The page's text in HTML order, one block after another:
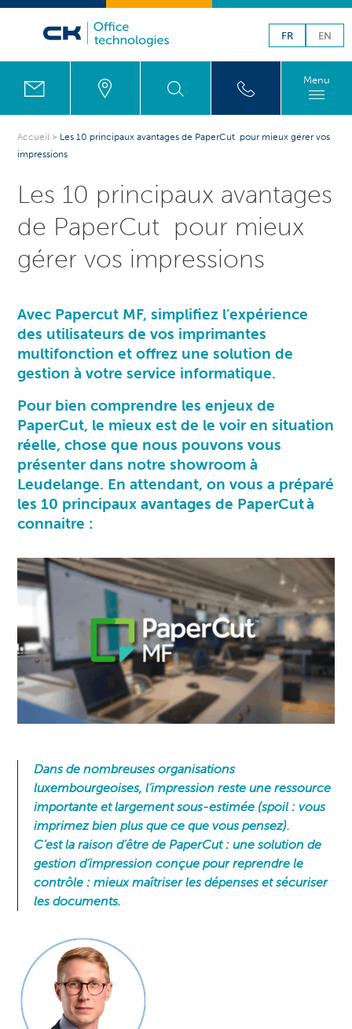
FR EN
Menu
Accueil > Les 10 principaux avantages de PaperCut pour mieux gérer vos
impressions
Les 10 principaux avantages
de PaperCut pour mieux
gérer vos impressions
Avec Papercut MF, simplifiez l’expérience
des utilisateurs de vos imprimantes
multifonction et offrez une solution de
gestion à votre service informatique.
Pour bien comprendre les enjeux de
PaperCut, le mieux est de le voir en situation
réelle, chose que nous pouvons vous
présenter dans notre showroom à
Leudelange. En attendant, on vous a préparé
les 10 principaux avantages de PaperCut à
connaitre :
Dans de nombreuses organisations
luxembourgeoises, l’impression reste une ressource
importante et largement sous-estimée (spoil : vous
imprimez bien plus que ce que vous pensez).
C’est la raison d’être de PaperCut: une solution de
gestion d’impression conçue pour reprendre le
contrôle : mieux maîtriser les dépenses et sécuriser
les documents.